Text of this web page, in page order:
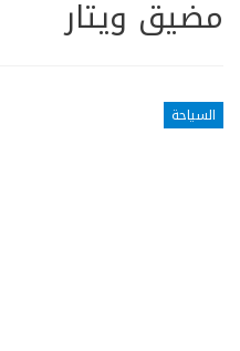
مضيق ويتار
السياحة